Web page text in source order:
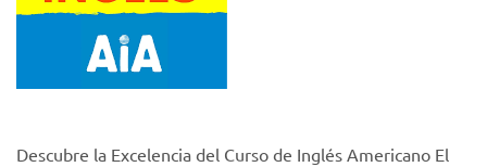
Descubre la Excelencia del Curso de Inglés Americano El